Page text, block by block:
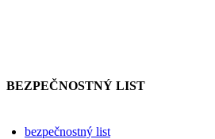
BEZPEČNOSTNÝ LIST
bezpečnostný list